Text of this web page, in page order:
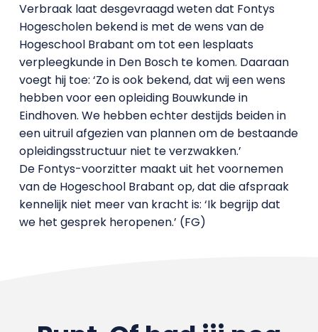
Verbraak laat desgevraagd weten dat Fontys
Hogescholen bekend is met de wens van de
Hogeschool Brabant om tot een lesplaats
verpleegkunde in Den Bosch te komen. Daaraan
voegt hij toe: ‘Zo is ook bekend, dat wij een wens
hebben voor een opleiding Bouwkunde in
Eindhoven. We hebben echter destijds beiden in
een uitruil afgezien van plannen om de bestaande
opleidingsstructuur niet te verzwakken.’
De Fontys-voorzitter maakt uit het voornemen
van de Hogeschool Brabant op, dat die afspraak
kennelijk niet meer van kracht is: ‘Ik begrijp dat
we het gesprek heropenen.’ (FG)